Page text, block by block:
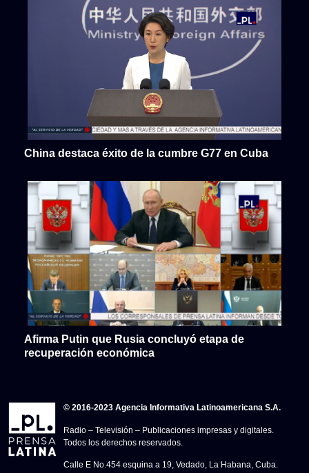
China destaca éxito de la cumbre G77 en Cuba
Afirma Putin que Rusia concluyó etapa de
recuperación económica
© 2016-2023 Agencia Informativa Latinoamericana S.A.
Radio – Televisión – Publicaciones impresas y digitales.
Todos los derechos reservados.
Calle E No.454 esquina a 19, Vedado, La Habana, Cuba.